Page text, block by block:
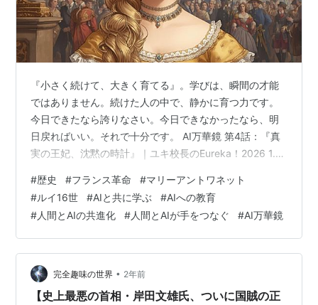
『小さく続けて、大きく育てる』。学びは、瞬間の才能
ではありません。続けた人の中で、静かに育つ力です。
今日できたなら誇りなさい。今日できなかったなら、明
日戻ればいい。それで十分です。 AI万華鏡 第4話：『真
実の王妃、沈黙の時計』｜ユキ校長のEureka！2026 1.
の洪水に飲み込まれた。 鏡の間。 三百枚以上の鏡が夕刻
の陽光を増幅させ、 世界を琥珀色に染め上げている。 だ
が、その豪華絢爛な静寂を切り裂くように、 掌の『あ
い』が不吉に脈動した。 「……あ、あ」 声が出ない。 ナ
ギはもどかしさに胸を締め付けられながら、 回廊の奥を
見つめた…
#歴史 #フランス革命 #マリーアントワネット
#ルイ16世 #AIと共に学ぶ #AIへの教育
#人間とAIの共進化 #人間とAIが手をつなぐ #AI万華鏡
完全趣味の世界 • 2年前
【史上最悪の首相・岸田文雄氏、ついに国賊の正